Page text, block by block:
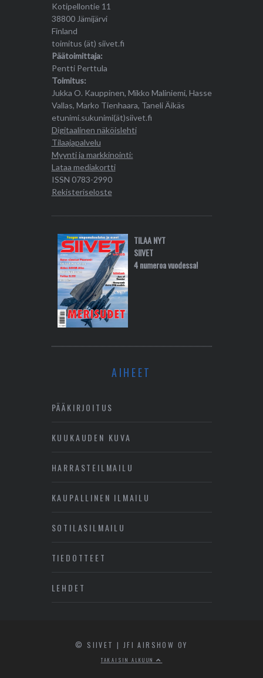
Kotipellontie 11
38800 Jämijärvi
Finland
toimitus (ät) siivet.fi
Päätoimittaja:
Pentti Perttula
Toimitus:
Jukka O. Kauppinen, Mikko Maliniemi, Hasse
Vallas, Marko Tienhaara, Taneli Äikäs
etunimi.sukunimi(ät)siivet.fi
Digitaalinen näköislehti
Tilaajapalvelu
Myynti ja markkinointi:
Lataa mediakortti
ISSN 0783-2990
Rekisteriseloste
TILAA NYT
SIIVET
4 numeroa vuodessa!
AIHEET
PÄÄKIRJOITUS
KUUKAUDEN KUVA
HARRASTEILMAILU
KAUPALLINEN ILMAILU
SOTILASILMAILU
TIEDOTTEET
LEHDET
© SIIVET | JFI AIRSHOW OY
TAKAISIN ALKUUN